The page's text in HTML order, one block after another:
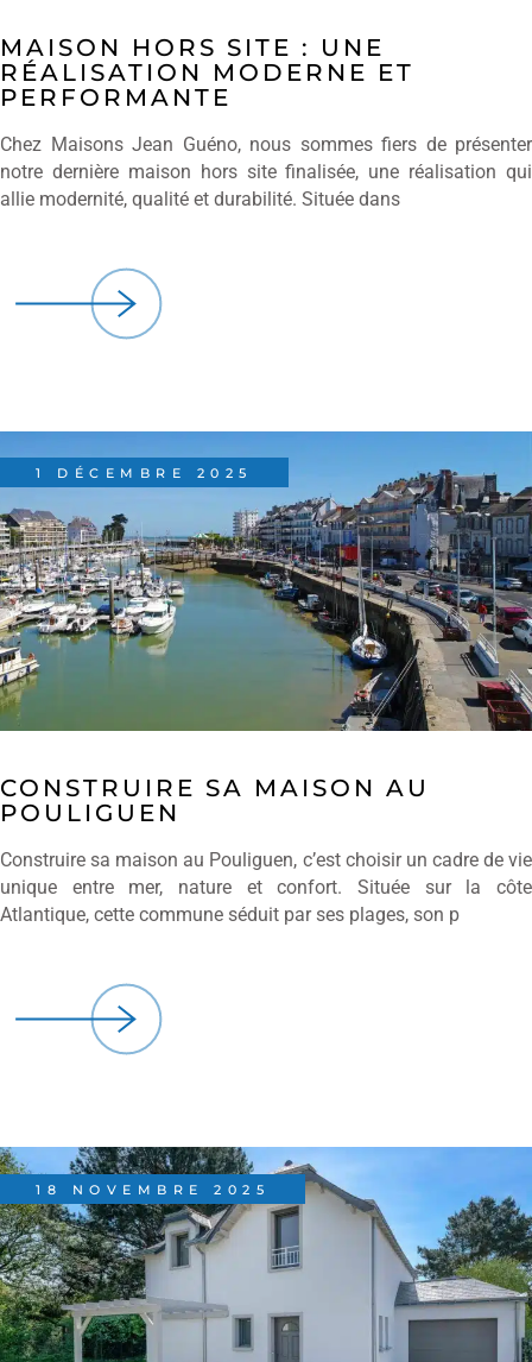
MAISON HORS SITE : UNE
RÉALISATION MODERNE ET
PERFORMANTE
Chez Maisons Jean Guéno, nous sommes fiers de présenter
notre dernière maison hors site finalisée, une réalisation qui
allie modernité, qualité et durabilité. Située dans
1 DÉCEMBRE 2025
CONSTRUIRE SA MAISON AU
POULIGUEN
Construire sa maison au Pouliguen, c’est choisir un cadre de vie
unique entre mer, nature et confort. Située sur la côte
Atlantique, cette commune séduit par ses plages, son p
18 NOVEMBRE 2025